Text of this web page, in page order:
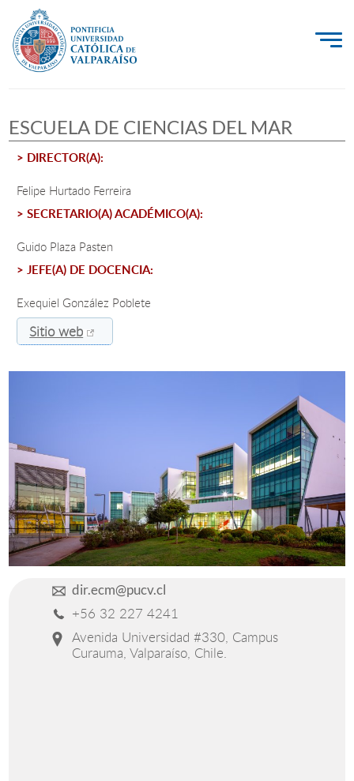
Investigación, Creación e Innovación
PUCV Internacional
Vinculación con el Medio
Admisión
Postgrado
Formación Continua
Funcionarios
Alumni
English
ESCUELA DE CIENCIAS DEL MAR
> DIRECTOR(A):
Felipe Hurtado Ferreira
> SECRETARIO(A) ACADÉMICO(A):
Guido Plaza Pasten
> JEFE(A) DE DOCENCIA:
Exequiel González Poblete
Sitio web
dir.ecm@pucv.cl
+56 32 227 4241
Avenida Universidad #330, Campus
Curauma, Valparaíso, Chile.